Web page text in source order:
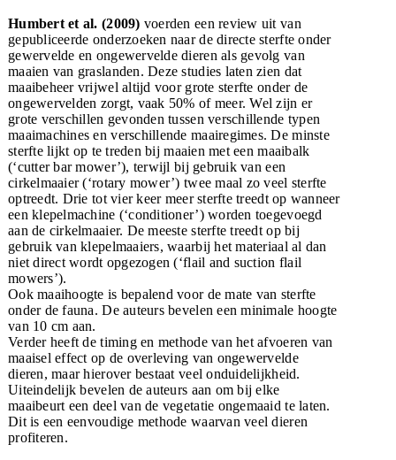
Humbert et al. (2009) voerden een review uit van
gepubliceerde onderzoeken naar de directe sterfte onder
gewervelde en ongewervelde dieren als gevolg van
maaien van graslanden. Deze studies laten zien dat
maaibeheer vrijwel altijd voor grote sterfte onder de
ongewervelden zorgt, vaak 50% of meer. Wel zijn er
grote verschillen gevonden tussen verschillende typen
maaimachines en verschillende maairegimes. De minste
sterfte lijkt op te treden bij maaien met een maaibalk
(‘cutter bar mower’), terwijl bij gebruik van een
cirkelmaaier (‘rotary mower’) twee maal zo veel sterfte
optreedt. Drie tot vier keer meer sterfte treedt op wanneer
een klepelmachine (‘conditioner’) worden toegevoegd
aan de cirkelmaaier. De meeste sterfte treedt op bij
gebruik van klepelmaaiers, waarbij het materiaal al dan
niet direct wordt opgezogen (‘flail and suction flail
mowers’).
Ook maaihoogte is bepalend voor de mate van sterfte
onder de fauna. De auteurs bevelen een minimale hoogte
van 10 cm aan.
Verder heeft de timing en methode van het afvoeren van
maaisel effect op de overleving van ongewervelde
dieren, maar hierover bestaat veel onduidelijkheid.
Uiteindelijk bevelen de auteurs aan om bij elke
maaibeurt een deel van de vegetatie ongemaaid te laten.
Dit is een eenvoudige methode waarvan veel dieren
profiteren.